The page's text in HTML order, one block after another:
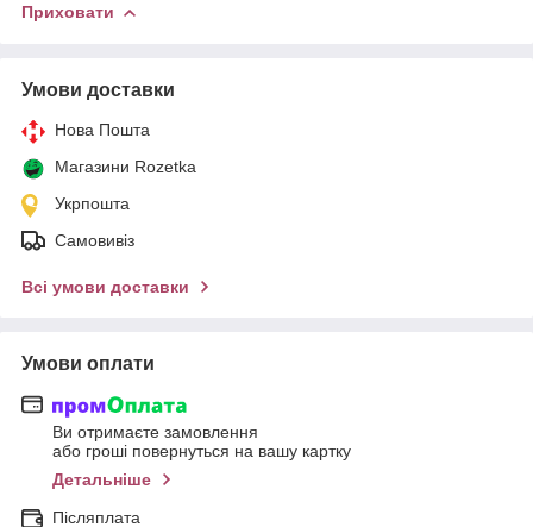
Приховати
Умови доставки
Нова Пошта
Магазини Rozetka
Укрпошта
Самовивіз
Всі умови доставки
Умови оплати
Ви отримаєте замовлення
або гроші повернуться на вашу картку
Детальніше
Післяплата